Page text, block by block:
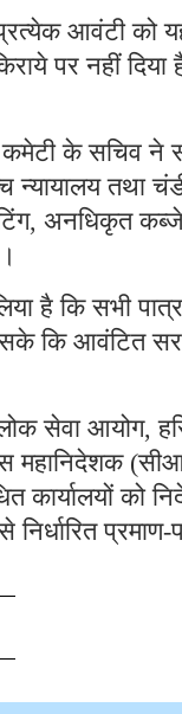
प्रत्येक आवंटी को
पर नहीं
कमेटी के सचिव
न्यायालय तथा
अनधिकृत
है कि सभी पात्र
सके कि आवंटित
सेवा आयोग,
महानिदेशक
को
प्रमाण-